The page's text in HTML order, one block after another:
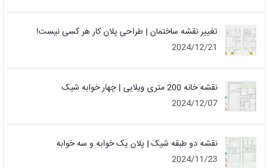
تغییر نقشه ساختمان | طراحی پلان کار هر کسی نیست!
2024/12/21
نقشه خانه 200 متری ویلایی | چهار خوابه شیک
2024/12/07
نقشه دو طبقه شیک | پلان یک خوابه و سه خوابه
2024/11/23